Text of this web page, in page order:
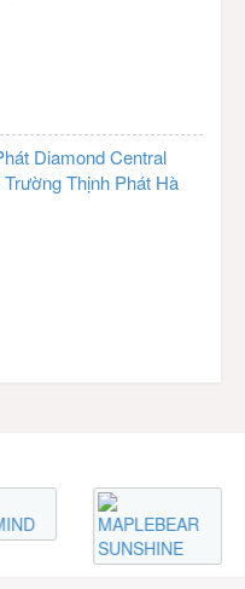
Diamond Central
Thịnh Phát Hà